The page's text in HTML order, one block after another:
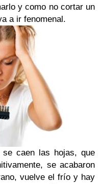
y como no cortar un
a ir fenomenal.
caen las hojas, que
se acabaron
vuelve el frío y hay